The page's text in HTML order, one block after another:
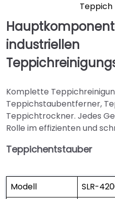
Teppich
industriellen
Komplette
Teppichstaubentferner,
Teppichtrockner. Jedes
Rolle im effizienten und
Teppichentstauber
Modell SLR-